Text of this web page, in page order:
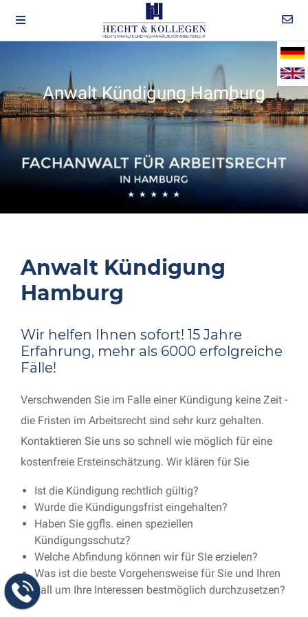
Anwalt Kündigung Hamburg
Anwalt Kündigung
Hamburg
Wir helfen Ihnen sofort! 15 Jahre
Erfahrung, mehr als 6000 erfolgreiche
Fälle!
Verschwenden Sie im Falle einer Kündigung keine Zeit -
die Fristen im Arbeitsrecht sind sehr kurz gehalten.
Kontaktieren Sie uns so schnell wie möglich für eine
kostenfreie Ersteinschätzung. Wir klären für Sie
Ist die Kündigung rechtlich gültig?
Wurde die Kündigungsfrist eingehalten?
Haben Sie ggfls. einen speziellen
Kündigungsschutz?
Welche Abfindung können wir für SIe erzielen?
Was ist die beste Vorgehensweise für Sie und Ihren
Fall um Ihre Interessen bestmöglich durchzusetzen?